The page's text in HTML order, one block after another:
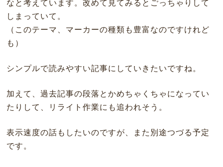
なと考えています。改めて見てみるとごっちゃりして
しまっていて。
（このテーマ、マーカーの種類も豊富なのですけれど
も）
シンプルで読みやすい記事にしていきたいですね。
加えて、過去記事の段落とかめちゃくちゃになってい
たりして、リライト作業にも追われそう。
表示速度の話もしたいのですが、また別途つづる予定
です。